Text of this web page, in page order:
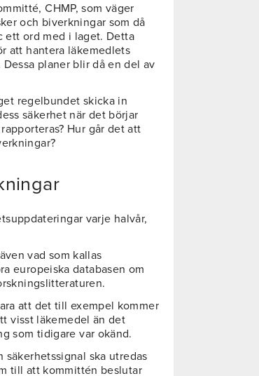
CHMP, som väger
och biverkningar som då
ett ord med i laget. Detta
att hantera läkemedlets
planer blir då en del av
regelbundet skicka in
säkerhet när det börjar
Hur går det att
varje halvår,
vad som kallas
europeiska databasen om
att det till exempel kommer
visst läkemedel än det
som tidigare var okänd.
säkerhetssignal ska utredas
till att kommittén beslutar